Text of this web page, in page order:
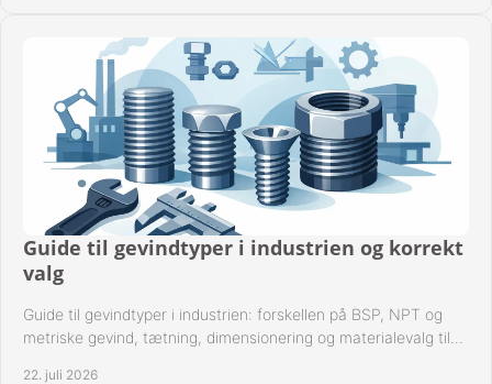
Guide til gevindtyper i industrien og korrekt
valg
Guide til gevindtyper i industrien: forskellen på BSP, NPT og
metriske gevind, tætning, dimensionering og materialevalg til
22. juli 2026